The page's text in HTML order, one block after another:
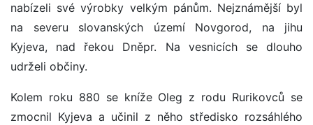
nabízeli své výrobky velkým pánům. Nejznámější byl
na severu slovanských území Novgorod, na jihu
Kyjeva, nad řekou Dněpr. Na vesnicích se dlouho
udrželi občiny.
Kolem roku 880 se kníže Oleg z rodu Rurikovců se
zmocnil Kyjeva a učinil z něho středisko rozsáhlého